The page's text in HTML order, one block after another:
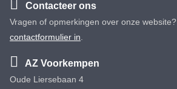
Contacteer ons
Vragen of opmerkingen over onze website?
contactformulier in
AZ Voorkempen
Oude Liersebaan 4